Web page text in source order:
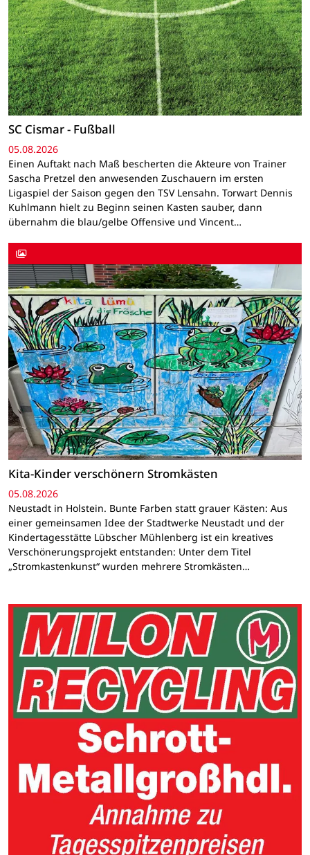
SC Cismar - Fußball
05.08.2026
Einen Auftakt nach Maß bescherten die Akteure von Trainer
Sascha Pretzel den anwesenden Zuschauern im ersten
Ligaspiel der Saison gegen den TSV Lensahn. Torwart Dennis
Kuhlmann hielt zu Beginn seinen Kasten sauber, dann
übernahm die blau/gelbe Offensive und Vincent…
Kita-Kinder verschönern Stromkästen
05.08.2026
Neustadt in Holstein. Bunte Farben statt grauer Kästen: Aus
einer gemeinsamen Idee der Stadtwerke Neustadt und der
Kindertagesstätte Lübscher Mühlenberg ist ein kreatives
Verschönerungsprojekt entstanden: Unter dem Titel
„Stromkastenkunst“ wurden mehrere Stromkästen…